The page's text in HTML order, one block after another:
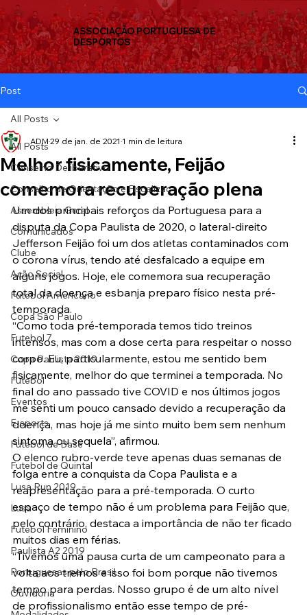
ASSOCIAÇÃO PORTUGUESA DE
DESPORTOS
Post
All Posts
Conselho Deliberativo
Conselho de Orientação e Fiscalizaç
Assembleia Geral
Comunicados
Clube
Ação Social
Futebol Americano
Copa São Paulo
Futebol 7
Copa Paulista 2019
Futebol
Eventos
E-sports
Futebol de Base
Futebol de Quintal
Lusa Run 2019
Lusa
Futebol Feminino
Paulista A2 2019
Portuguesas pelo Brasil
Ouvidoria
All Posts
Melhor fisicamente, Feijão
comemora recuperação plena
ADM 29 de jan. de 2021 1 min de leitura
Um dos principais reforços da Portuguesa para a
disputa da Copa Paulista de 2020, o lateral-direito
Jefferson Feijão foi um dos atletas contaminados com
o corona vírus, tendo até desfalcado a equipe em
alguns jogos. Hoje, ele comemora sua recuperação
total da doença e esbanja preparo físico nesta pré-
temporada.
“Como toda pré-temporada temos tido treinos
intensos, mas com a dose certa para respeitar o nosso
corpo. Eu, particularmente, estou me sentido bem
fisicamente, melhor do que terminei a temporada. No
final do ano passado tive COVID e nos últimos jogos
me senti um pouco cansado devido a recuperação da
doença, mas hoje já me sinto muito bem sem nenhum
sintoma ou sequela”, afirmou.
O elenco rubro-verde teve apenas duas semanas de
folga entre a conquista da Copa Paulista e a
reapresentação para a pré-temporada. O curto
espaço de tempo não é um problema para Feijão que,
pelo contrário, destaca a importância de não ter ficado
muitos dias em férias.
“Tivemos uma pausa curta de um campeonato para a
volta aos treinos e isso foi bom porque não tivemos
tempo para perdas. Nosso grupo é de um alto nível
de profissionalismo então esse tempo de pré-